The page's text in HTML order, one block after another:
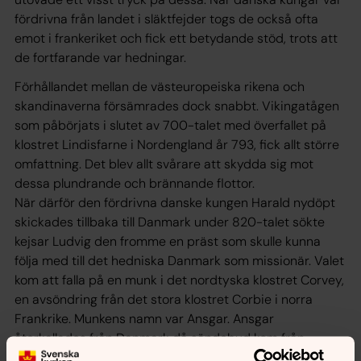
fördrivna från landet i släktfejder togs de också ofta
emot i frankeriket och fick ett betydande stöd, trots att
de fortfarande var hedningar.
Förhållandet mellan de västeuropeiska rikena och
skandinaverna försämrades dock snabbt. Vikingatågen
som påbörjats i slutet av 700-talet med överfallet på
klostret Lindisfarne i Nordengland år 793, fick allt större
omfattning. Det blev allt svårare att skydda sig mot
dessa plundrande och brännande flottor.
När därför den fördrivna danske kungen Harald nydöpt
skickades tillbaka till Danmark under 820-talet sökte
kejsar Ludvig den fromme en präst som skulle kunna
följa med till det hedniska Danmark som missionär. Valet
kom att falla på en munk i det nordtyska klostret Corvey,
en avsöndring från det stora klostret Corbie i norra
Frankrike. Munkens namn var Ansgar. Ansgar
återkallades från Danmark då sändebud kom från
svearna med begäran om att missionärer skulle sändas